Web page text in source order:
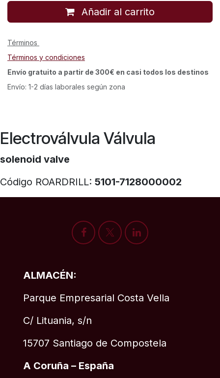
Añadir al carrito
Términos
Términos y condiciones
Envío gratuito a partir de 300€ en casi todos los destinos
Envío: 1-2 días laborales según zona
Electroválvula Válvula
solenoid valve
Código ROARDRILL: 5101-7128000002
ALMACÉN:
Parque Empresarial Costa Vella
C/ Lituania, s/n
15707 Santiago de Compostela
A Coruña – España